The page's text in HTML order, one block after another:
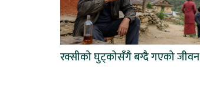
रक्सीको घुट्कोसँगै बग्दै गएको जीवन